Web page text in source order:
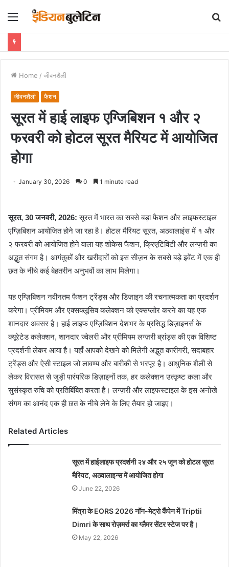
Menu
Home / जीवनशैली
जीवनशैली फैशन
सूरत में हाई लाइफ एग्जिबिशन १ और २
फरवरी को होटल सूरत मैरियट में आयोजित
होगा
January 30, 2026 0 1 minute read
सूरत, 30 जनवरी, 2026: सूरत में भारत का सबसे बड़ा फैशन और लाइफस्टाइल
एग्ज़िबिशन आयोजित होने जा रहा है। होटल मैरियट सूरत, अठवालाइंस में १ और
२ फरवरी को आयोजित होने वाला यह शोकेस फैशन, क्रिएटिविटी और लग्ज़री का
अद्भुत संगम है। आगंतुकों और खरीदारों को इस सीज़न के सबसे बड़े इवेंट में एक ही
छत के नीचे कई बेहतरीन अनुभवों का लाभ मिलेगा।
यह एग्ज़िबिशन नवीनतम फैशन ट्रेंड्स और डिज़ाइन की रचनात्मकता का प्रदर्शन
करेगा। प्रीमियम और एक्सक्लूसिव कलेक्शन को एक्सप्लोर करने का यह एक
शानदार अवसर है। हाई लाइफ एग्ज़िबिशन देशभर के प्रसिद्ध डिज़ाइनर्स के
क्यूरेटेड कलेक्शन, शानदार ज्वेलरी और प्रीमियम लग्ज़री ब्रांड्स की एक विशिष्ट
प्रदर्शनी लेकर आया है। यहाँ आपको देखने को मिलेगी अद्भुत कारीगरी, सदाबहार
ट्रेंड्स और ऐसी स्टाइल जो लावण्य और बारीकी से भरपूर है। आधुनिक शैली से
लेकर विरासत से जुड़ी पारंपरिक डिज़ाइनों तक, हर कलेक्शन उत्कृष्ट कला और
सुसंस्कृत रुचि को प्रतिबिंबित करता है। लग्ज़री और लाइफस्टाइल के इस अनोखे
संगम का आनंद एक ही छत के नीचे लेने के लिए तैयार हो जाइए।
Related Articles
सूरत में हाईलाइफ प्रदर्शनी २४ और २५ जून को होटल सूरत
मैरियट, अठवालाइन्स में आयोजित होगा
June 22, 2026
मिंत्रा के EORS 2026 नॉन-मेट्रो कैंपेन में Triptii
Dimri के साथ रोज़मर्रा का ग्लैमर सेंटर स्टेज पर है।
May 22, 2026